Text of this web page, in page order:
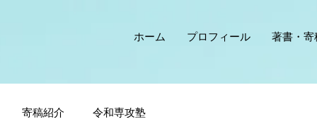
ホーム プロフィール 著書・寄
寄稿紹介 令和専攻塾